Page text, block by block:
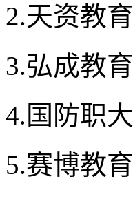
2.天资教育
3.弘成教育
4.国防职大
5.赛博教育